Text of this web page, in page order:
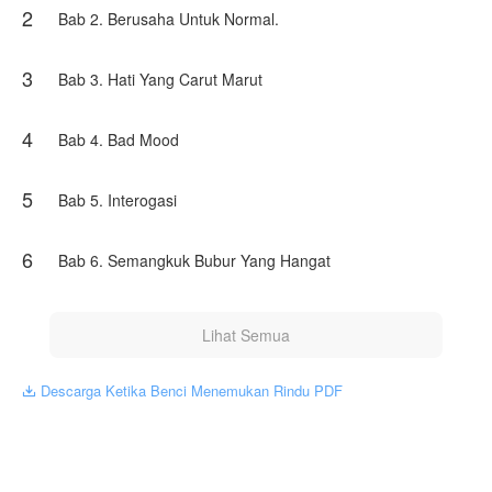
mewakili NovelToon sendiri
2 Bab 2. Berusaha Untuk Normal.
3 Bab 3. Hati Yang Carut Marut
4 Bab 4. Bad Mood
5 Bab 5. Interogasi
6 Bab 6. Semangkuk Bubur Yang Hangat
Lihat Semua
 Descarga Ketika Benci Menemukan Rindu PDF